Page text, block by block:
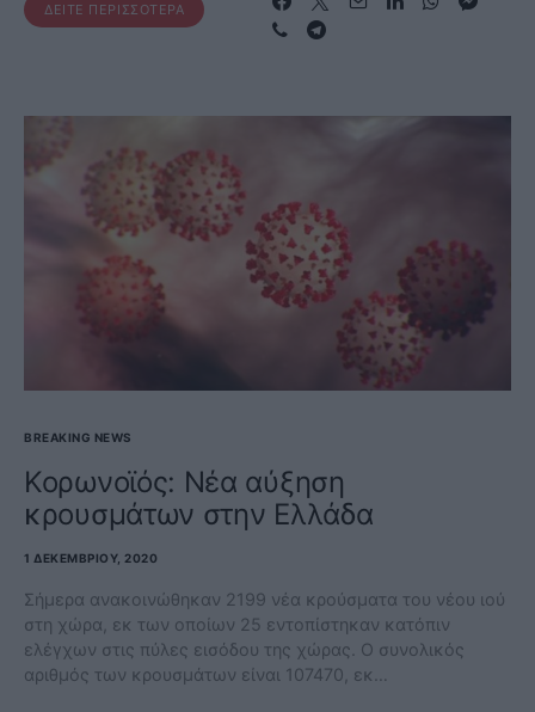
ΔΕΊΤΕ ΠΕΡΙΣΣΌΤΕΡΑ
BREAKING NEWS
Κορωνοϊός: Νέα αύξηση
κρουσμάτων στην Ελλάδα
1 ΔΕΚΕΜΒΡΊΟΥ, 2020
Σήμερα ανακοινώθηκαν 2199 νέα κρούσματα του νέου ιού
στη χώρα, εκ των οποίων 25 εντοπίστηκαν κατόπιν
ελέγχων στις πύλες εισόδου της χώρας. Ο συνολικός
αριθμός των κρουσμάτων είναι 107470, εκ…